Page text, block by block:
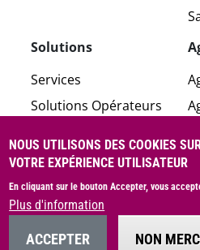
Solutions
Services
Solutions Opérateurs
Sécurité
Applications
CGV
NOUS UTILISONS DES COOKIES
VOTRE EXPÉRIENCE UTILISATEUR
En cliquant sur le bouton Accepter, vous
Plus d'information
ACCEPTER NON